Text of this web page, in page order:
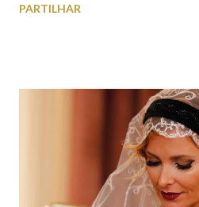
empreitada faz parte também a
PARTILHAR